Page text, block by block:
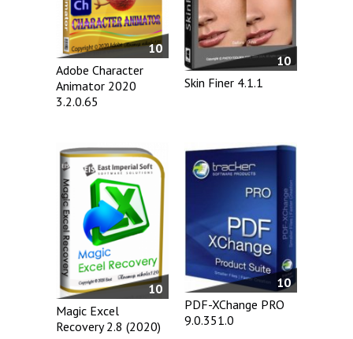
10
Adobe Character
Animator 2020
3.2.0.65
10
Skin Finer 4.1.1
10
Magic Excel
Recovery 2.8 (2020)
10
PDF-XChange PRO
9.0.351.0